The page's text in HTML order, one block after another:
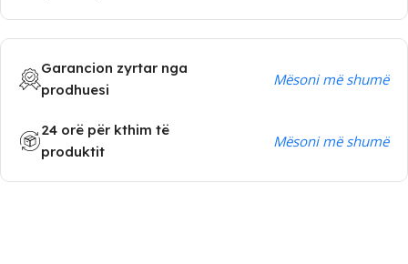
Garancion zyrtar nga
prodhuesi
Mësoni më shumë
24 orë për kthim të
produktit
Mësoni më shumë